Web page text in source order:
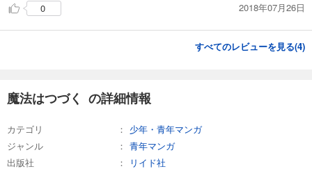
0 2018年07月26日
すべてのレビューを見る(4)
魔法はつづく の詳細情報
カテゴリ
少年・青年マンガ
ジャンル
青年マンガ
出版社
リイド社